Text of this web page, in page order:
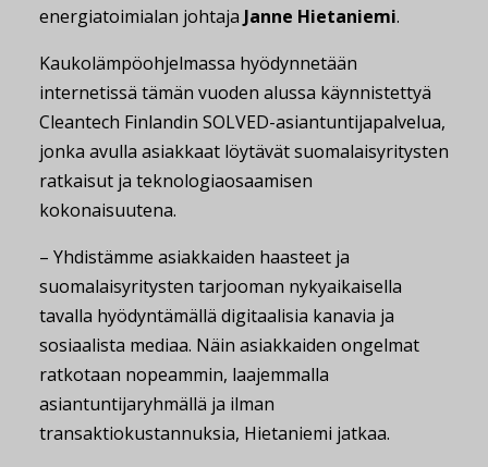
energiatoimialan johtaja Janne Hietaniemi.
Kaukolämpöohjelmassa hyödynnetään
internetissä tämän vuoden alussa käynnistettyä
Cleantech Finlandin SOLVED-asiantuntijapalvelua,
jonka avulla asiakkaat löytävät suomalaisyritysten
ratkaisut ja teknologiaosaamisen
kokonaisuutena.
– Yhdistämme asiakkaiden haasteet ja
suomalaisyritysten tarjooman nykyaikaisella
tavalla hyödyntämällä digitaalisia kanavia ja
sosiaalista mediaa. Näin asiakkaiden ongelmat
ratkotaan nopeammin, laajemmalla
asiantuntijaryhmällä ja ilman
transaktiokustannuksia, Hietaniemi jatkaa.